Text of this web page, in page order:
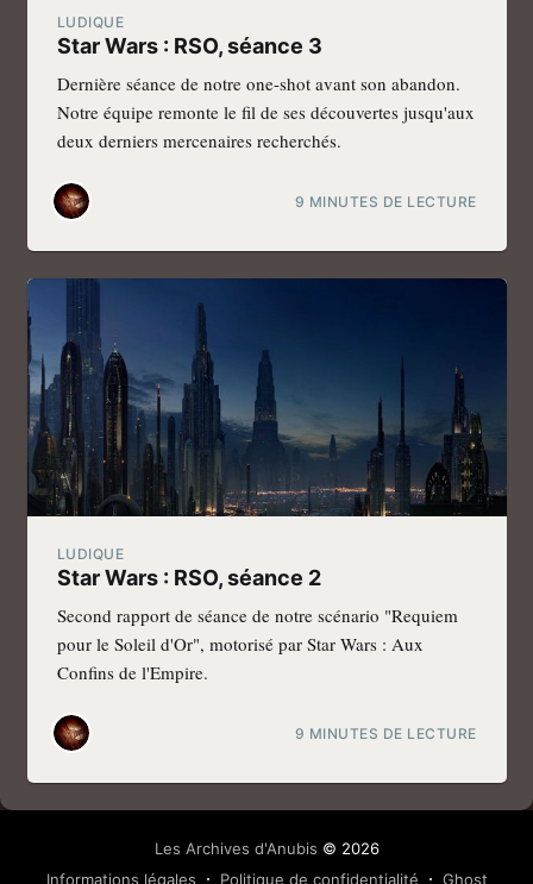
LUDIQUE
Star Wars : RSO, séance 3
Dernière séance de notre one-shot avant son abandon.
Notre équipe remonte le fil de ses découvertes jusqu'aux
deux derniers mercenaires recherchés.
9 MINUTES DE LECTURE
LUDIQUE
Star Wars : RSO, séance 2
Second rapport de séance de notre scénario "Requiem
pour le Soleil d'Or", motorisé par Star Wars : Aux
Confins de l'Empire.
9 MINUTES DE LECTURE
Les Archives d'Anubis © 2026
Informations légales
Politique de confidentialité Ghost